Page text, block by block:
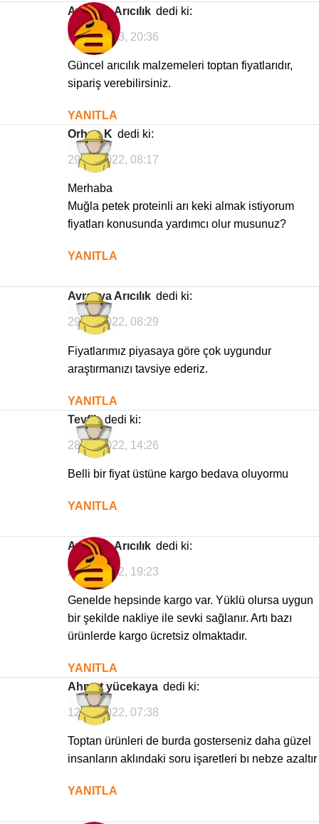
Avrasya Arıcılık dedi ki:
06/08/2023, 20:36
Güncel arıcılık malzemeleri toptan fiyatlarıdır,
sipariş verebilirsiniz.
YANITLA
Orhan K dedi ki:
29/09/2022, 08:17
Merhaba
Muğla petek proteinli arı keki almak istiyorum
fiyatları konusunda yardımcı olur musunuz?
YANITLA
Avrasya Arıcılık dedi ki:
29/09/2022, 08:29
Fiyatlarımız piyasaya göre çok uygundur
araştırmanızı tavsiye ederiz.
YANITLA
Tevfik dedi ki:
28/09/2022, 14:26
Belli bir fiyat üstüne kargo bedava oluyormu
YANITLA
Avrasya Arıcılık dedi ki:
28/09/2022, 19:23
Genelde hepsinde kargo var. Yüklü olursa uygun
bir şekilde nakliye ile sevki sağlanır. Artı bazı
ürünlerde kargo ücretsiz olmaktadır.
YANITLA
Ahmet yücekaya dedi ki:
12/06/2022, 07:38
Toptan ürünleri de burda gosterseniz daha güzel
insanların aklındaki soru işaretleri bı nebze azaltır
YANITLA